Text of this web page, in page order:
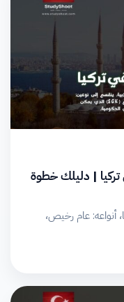
| دليلك خطوة
أنواعه: عام رخيص،